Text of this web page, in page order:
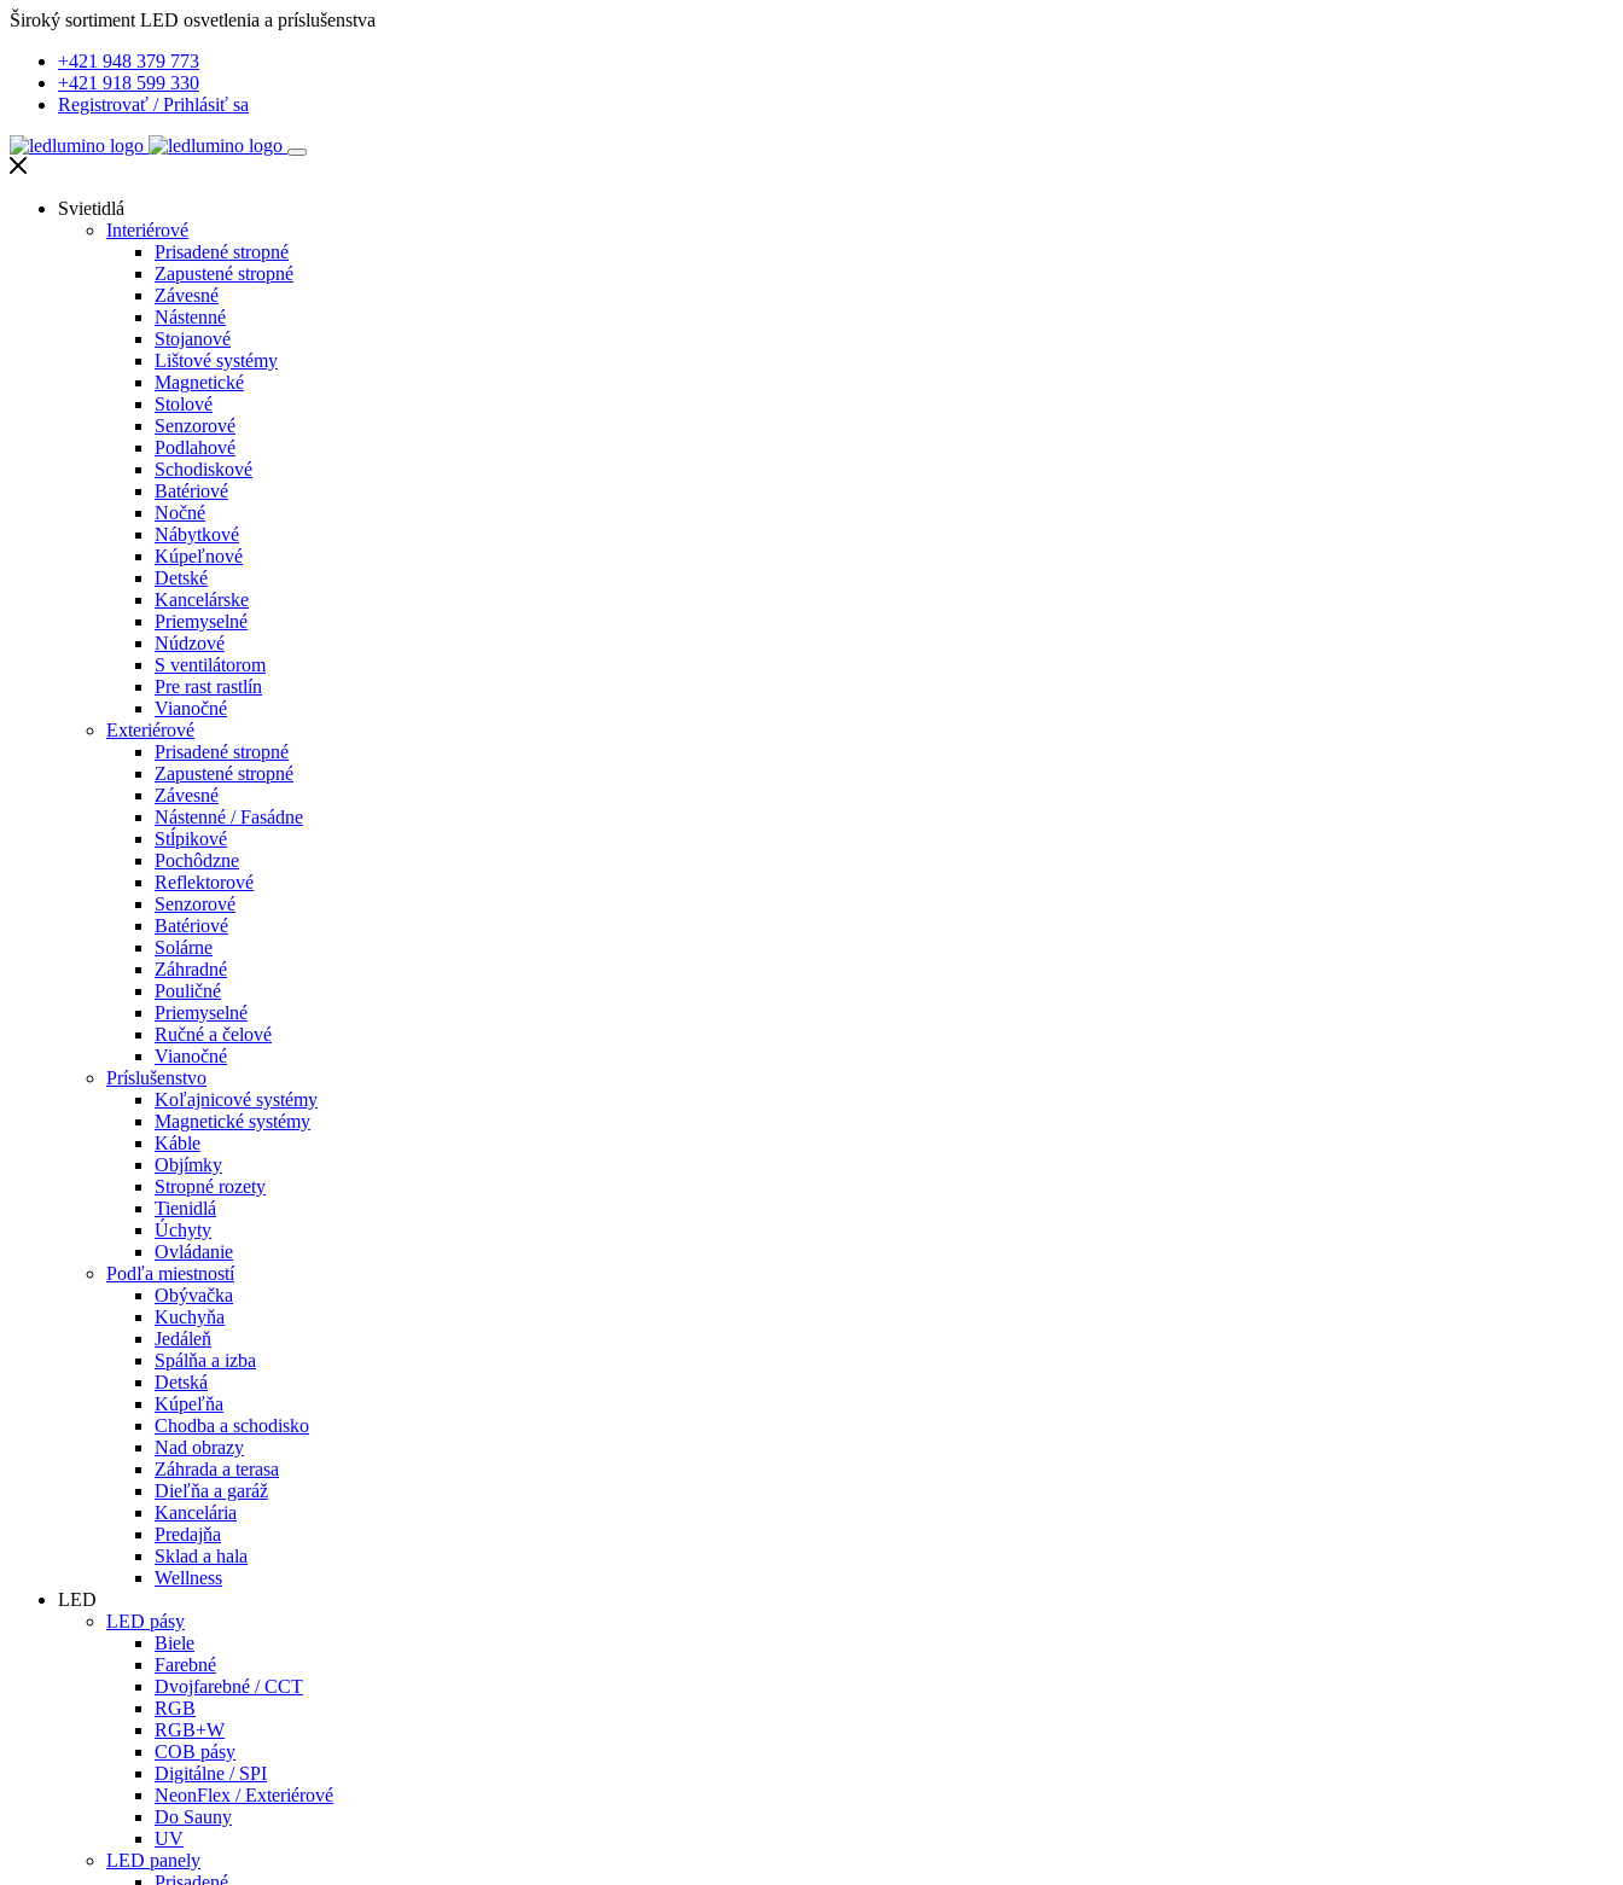
Široký sortiment LED osvetlenia a príslušenstva
+421 948 379 773
+421 918 599 330
Registrovať /Prihlásiť sa
Svietidlá
Interiérové
Prisadené stropné
Zapustené stropné
Závesné
Nástenné
Stojanové
Lištové systémy
Magnetické
Stolové
Senzorové
Podlahové
Schodiskové
Batériové
Nočné
Nábytkové
Kúpeľnové
Detské
Kancelárske
Priemyselné
Núdzové
S ventilátorom
Pre rast rastlín
Vianočné
Exteriérové
Prisadené stropné
Zapustené stropné
Závesné
Nástenné / Fasádne
Stĺpikové
Pochôdzne
Reflektorové
Senzorové
Batériové
Solárne
Záhradné
Pouličné
Priemyselné
Ručné a čelové
Vianočné
Príslušenstvo
Koľajnicové systémy
Magnetické systémy
Káble
Objímky
Stropné rozety
Tienidlá
Úchyty
Ovládanie
Podľa miestností
Obývačka
Kuchyňa
Jedáleň
Spálňa a izba
Detská
Kúpeľňa
Chodba a schodisko
Nad obrazy
Záhrada a terasa
Dieľňa a garáž
Kancelária
Predajňa
Sklad a hala
Wellness
LED
LED pásy
Biele
Farebné
Dvojfarebné / CCT
RGB
RGB+W
COB pásy
Digitálne / SPI
NeonFlex / Exteriérové
Do Sauny
UV
LED panely